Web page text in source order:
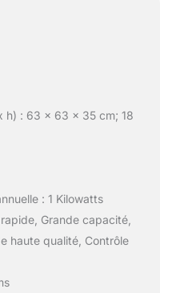
h) : 63 x 63 x 35 cm; 18
: 1 Kilowatts
Grande capacité,
haute qualité, Contrôle